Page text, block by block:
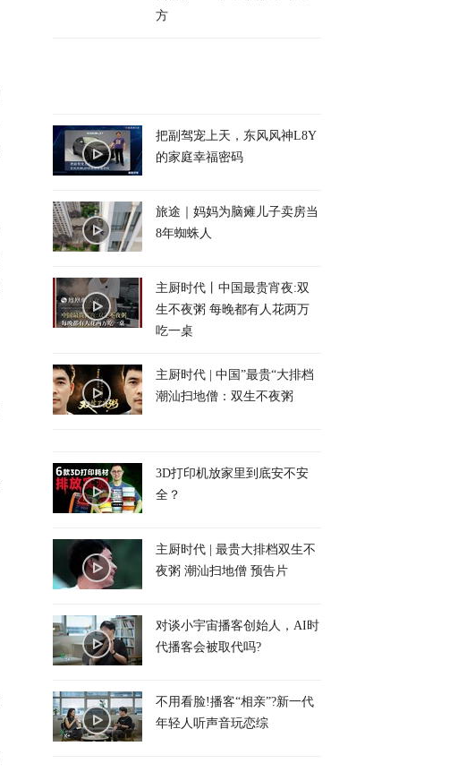
方
把副驾宠上天，东风风神L8Y
的家庭幸福密码
旅途｜妈妈为脑瘫儿子卖房当
8年蜘蛛人
主厨时代丨中国最贵宵夜:双
生不夜粥 每晚都有人花两万
吃一桌
主厨时代 | 中国”最贵“大排档
潮汕扫地僧：双生不夜粥
3D打印机放家里到底安不安
全？
主厨时代 | 最贵大排档双生不
夜粥 潮汕扫地僧 预告片
对谈小宇宙播客创始人，AI时
代播客会被取代吗?
不用看脸!播客“相亲”?新一代
年轻人听声音玩恋综